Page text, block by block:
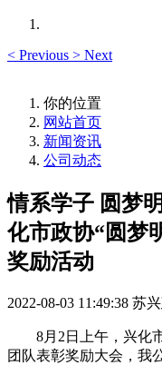
< Previous > Next
你的位置
网站首页
新闻资讯
公司动态
情系学子 圆梦
化市政协“圆梦
奖励活动
2022-08-03 11:49:38 苏
8月2日上午，兴化
团队表彰奖励大会，我